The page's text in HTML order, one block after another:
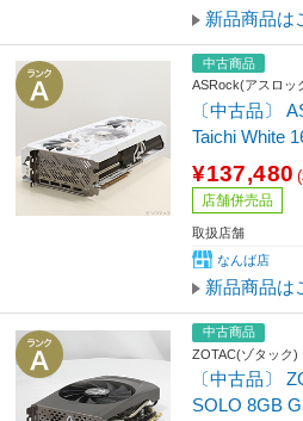
新品商品は
中古商品
ASRock(アスロッ
〔中古品〕
Taichi White
¥137,480
店舗併売品
取扱店舗
なんば店
新品商品は
中古商品
ZOTAC(ゾタック)
〔中古品〕
SOLO 8GB